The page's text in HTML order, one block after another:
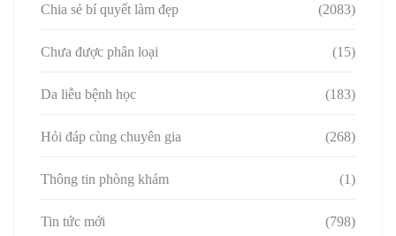
Chia sẻ bí quyết làm đẹp (2083)
Chưa được phân loại (15)
Da liễu bệnh học (183)
Hỏi đáp cùng chuyên gia (268)
Thông tin phòng khám (1)
Tin tức mới (798)